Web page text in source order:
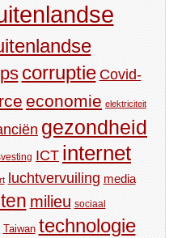
corruptie Covid-
economie elektriciteit
gezondheid
ICT internet
luchtvervuiling media
milieu sociaal
Taiwan technologie